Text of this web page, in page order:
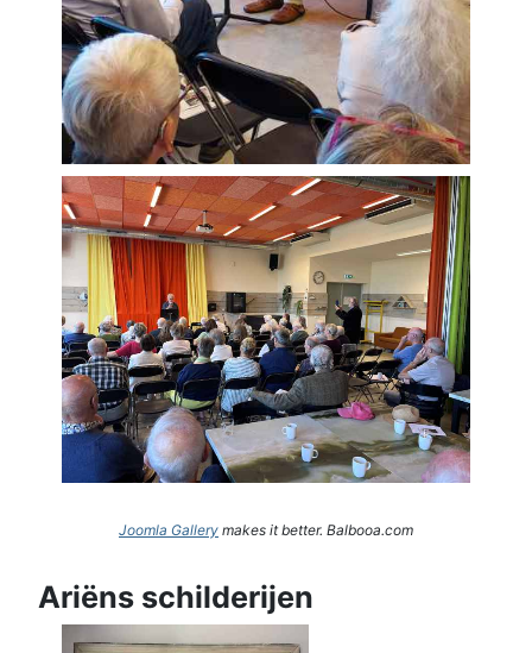
Joomla Gallery makes it better. Balbooa.com
Ariëns schilderijen